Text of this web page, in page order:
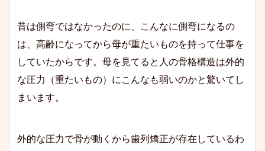
昔は側弯ではなかったのに、こんなに側弯になるの
は、高齢になってから母が重たいものを持って仕事を
していたからです。母を見てると人の骨格構造は外的
な圧力（重たいもの）にこんなも弱いのかと驚いてし
まいます。
外的な圧力で骨が動くから歯列矯正が存在しているわ